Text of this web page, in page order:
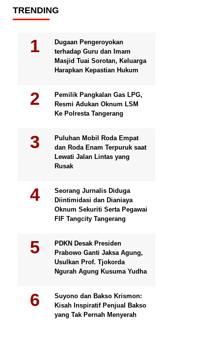
TRENDING
Dugaan Pengeroyokan
terhadap Guru dan Imam
Masjid Tuai Sorotan, Keluarga
Harapkan Kepastian Hukum
Pemilik Pangkalan Gas LPG,
Resmi Adukan Oknum LSM
Ke Polresta Tangerang
Puluhan Mobil Roda Empat
dan Roda Enam Terpuruk saat
Lewati Jalan Lintas yang
Rusak
Seorang Jurnalis Diduga
Diintimidasi dan Dianiaya
Oknum Sekuriti Serta Pegawai
FIF Tangcity Tangerang
PDKN Desak Presiden
Prabowo Ganti Jaksa Agung,
Usulkan Prof. Tjokorda
Ngurah Agung Kusuma Yudha
Suyono dan Bakso Krismon:
Kisah Inspiratif Penjual Bakso
yang Tak Pernah Menyerah